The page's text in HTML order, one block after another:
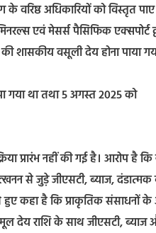
वरिष्ठ अधिकारियों को विस्तृत पाए
एवं मेसर्स पैसिफिक एक्सपोर्ट
शासकीय वसूली देय होना पाया
गया था तथा 5 अगस्त 2025 को
प्रारंभ नहीं की गई है। आरोप है कि
से जुड़े जीएसटी, ब्याज, दंडात्मक
हुए कहा है कि प्राकृतिक संसाधनों
देय राशि के साथ जीएसटी, ब्याज